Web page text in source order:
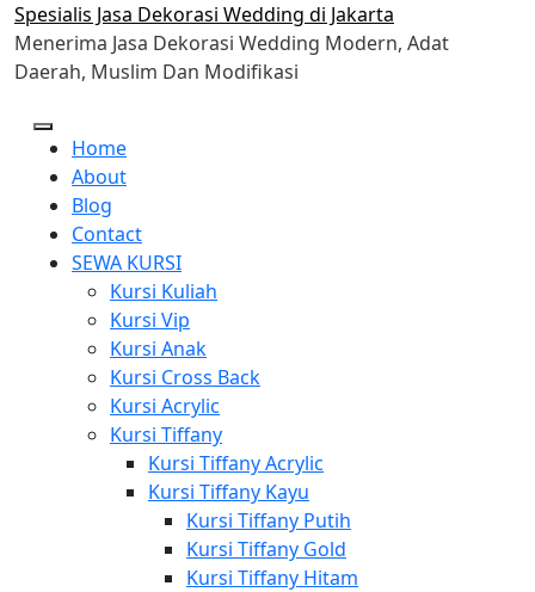
Skip
to
content
Spesialis Jasa Dekorasi Wedding di Jakarta
Menerima Jasa Dekorasi Wedding Modern, Adat
Daerah, Muslim Dan Modifikasi
Home
About
Blog
Contact
SEWA KURSI
Kursi Kuliah
Kursi Vip
Kursi Anak
Kursi Cross Back
Kursi Acrylic
Kursi Tiffany
Kursi Tiffany Acrylic
Kursi Tiffany Kayu
Kursi Tiffany Putih
Kursi Tiffany Gold
Kursi Tiffany Hitam